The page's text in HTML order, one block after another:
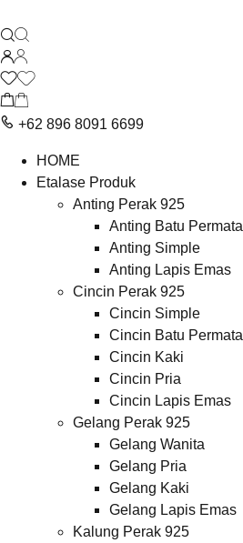
+62 896 8091 6699
HOME
Etalase Produk
Anting Perak 925
Anting Batu Permata
Anting Simple
Anting Lapis Emas
Cincin Perak 925
Cincin Simple
Cincin Batu Permata
Cincin Kaki
Cincin Pria
Cincin Lapis Emas
Gelang Perak 925
Gelang Wanita
Gelang Pria
Gelang Kaki
Gelang Lapis Emas
Kalung Perak 925